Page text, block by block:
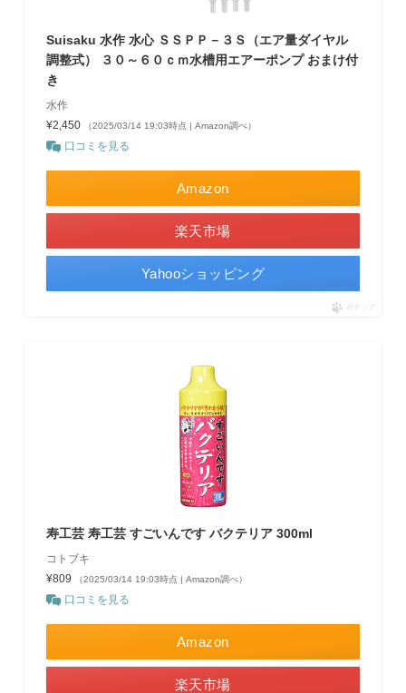
Suisaku 水作 水心 ＳＳＰＰ－３Ｓ（エア量ダイヤル
調整式） ３０～６０ｃｍ水槽用エアーポンプ おまけ付
き
水作
¥2,450
（2025/03/14 19:03時点 | Amazon調べ）
口コミを見る
Amazon
楽天市場
Yahooショッピング
ポチップ
寿工芸 寿工芸 すごいんです バクテリア 300ml
コトブキ
¥809
（2025/03/14 19:03時点 | Amazon調べ）
口コミを見る
Amazon
楽天市場